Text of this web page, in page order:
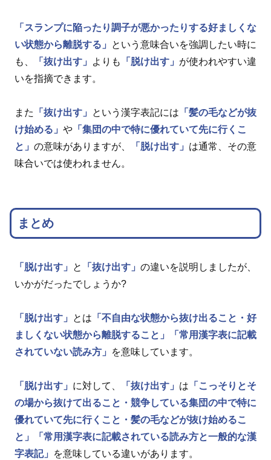
「スランプに陥ったり調子が悪かったりする好ましくな
い状態から離脱する」
という意味合いを強調したい時に
も、
「抜け出す」 よりも 「脱け出す」 が使われやすい違
いを指摘できます。
また 「抜け出す」 という漢字表記には 「髪の毛などが抜
け始める」 や 「集団の中で特に優れていて先に行くこ
と」 の意味がありますが、 「脱け出す」 は通常、その意
味合いでは使われません。
まとめ
「脱け出す」 と 「抜け出す」 の違いを説明しましたが、
いかがだったでしょうか?
「脱け出す」 とは 「不自由な状態から抜け出ること・好
ましくない状態から離脱すること」
「常用漢字表に記載
されていない読み方」
を意味しています。
「脱け出す」 に対して、 「抜け出す」 は 「こっそりとそ
の場から抜けて出ること・競争している集団の中で特に
優れていて先に行くこと・髪の毛などが抜け始めるこ
と」
「常用漢字表に記載されている読み方と一般的な漢
字表記」
を意味している違いがあります。